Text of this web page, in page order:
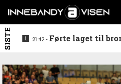
SISTE 21:42 - Førte laget til bronse -